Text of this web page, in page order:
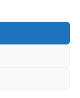
pidätetään.
jotta
parempi.
täällä